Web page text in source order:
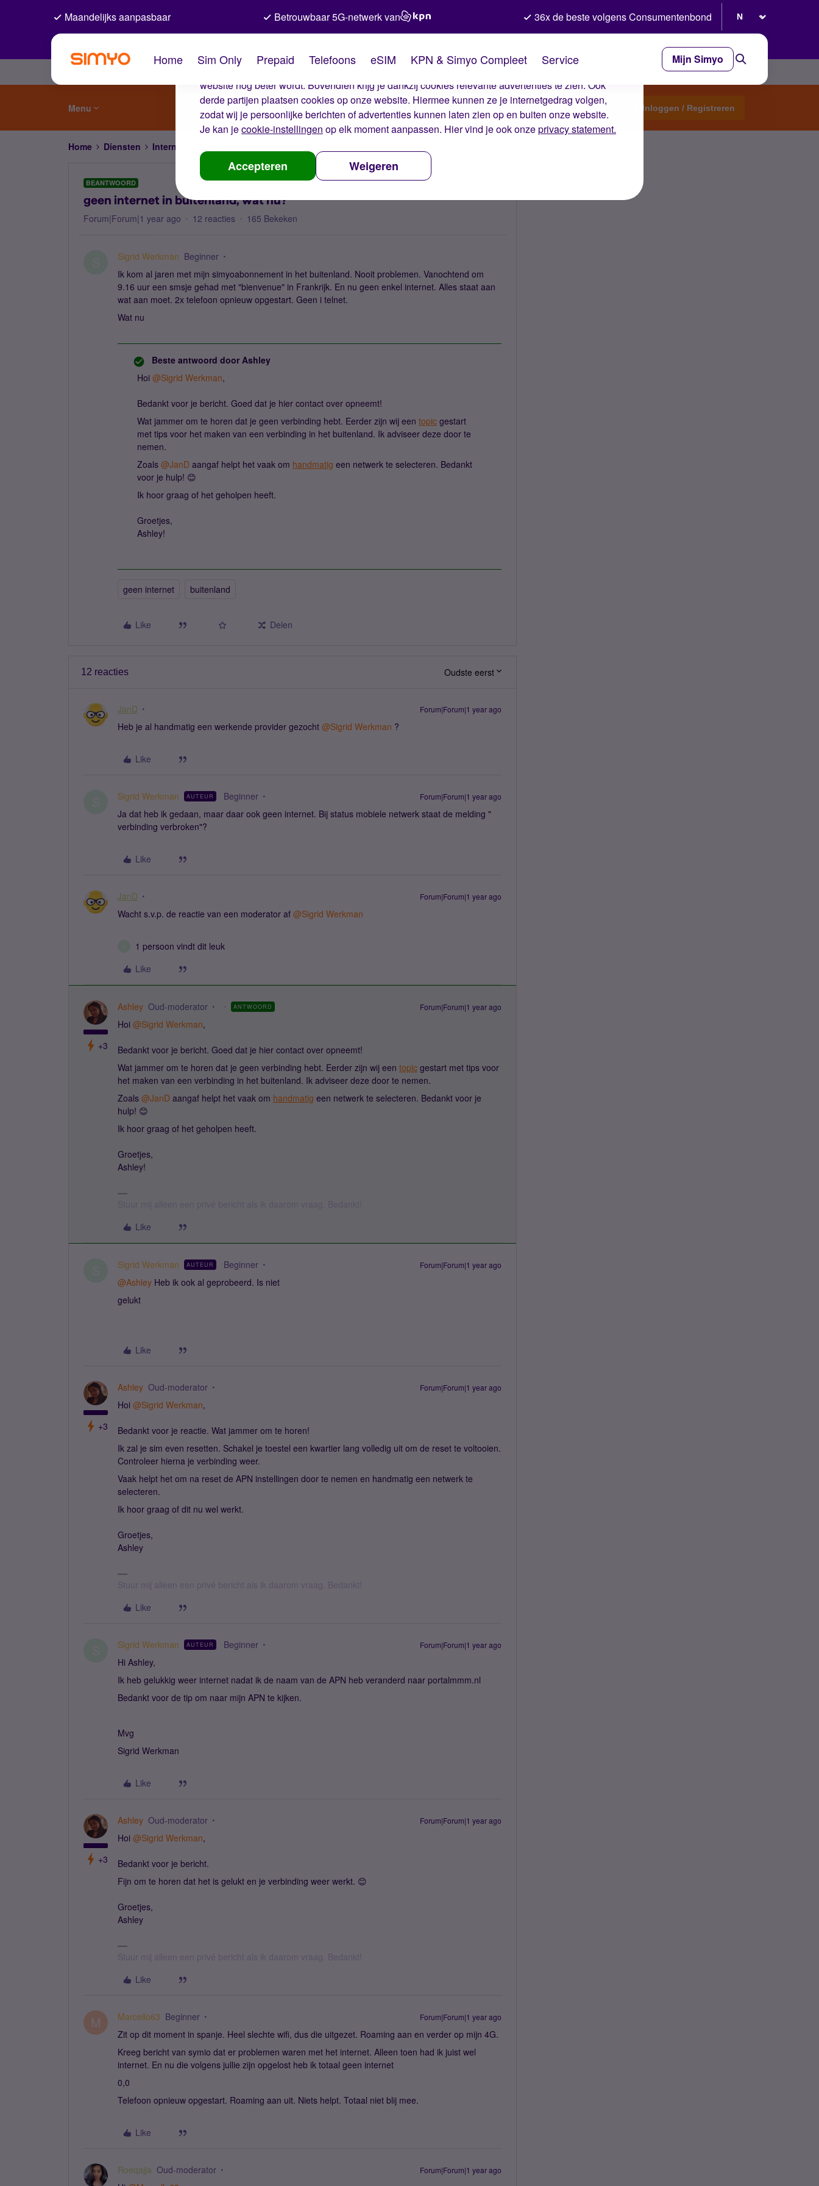
De cookies van Simyo
Wij gebruiken cookies op onze website. Met deze cookies zorgen wij ervoor dat je ervaring op de
website nog beter wordt. Bovendien krijg je dankzij cookies relevante advertenties te zien. Ook
derde partijen plaatsen cookies op onze website. Hiermee kunnen ze je internetgedrag volgen,
zodat wij je persoonlijke berichten of advertenties kunnen laten zien op en buiten onze website.
Je kan jecookie-instellingen op elk moment aanpassen. Hier vind je ook onzeprivacy statement.
Accepteren Weigeren
Maandelijks aanpasbaar Betrouwbaar 5G-netwerk van 36x de beste volgens Consumentenbond
Home Sim Only Prepaid Telefoons eSIM KPN & Simyo Compleet Service Mijn Simyo
Menu Start een topic Inloggen / Registreren
Home Diensten Internet, 4G en 5G
BEANTWOORD
geen internet in buitenland, wat nu?
Forum|Forum|1 year ago 12 reacties 165 Bekeken
Sigrid Werkman Beginner
Ik kom al jaren met mijn simyoabonnement in het buitenland. Nooit problemen. Vanochtend om
9.16 uur een smsje gehad met "bienvenue" in Frankrijk. En nu geen enkel internet. Alles staat aan
wat aan moet. 2x telefoon opnieuw opgestart. Geen i telnet.
Wat nu
Beste antwoord door Ashley
Hoi @Sigrid Werkman,
Bedankt voor je bericht. Goed dat je hier contact over opneemt!
Wat jammer om te horen dat je geen verbinding hebt. Eerder zijn wij een topic gestart
met tips voor het maken van een verbinding in het buitenland. Ik adviseer deze door te
nemen.
Zoals @JanD aangaf helpt het vaak om handmatig een netwerk te selecteren. Bedankt
voor je hulp! 😊
Ik hoor graag of het geholpen heeft.
Groetjes,
Ashley!
geen internet buitenland
Like Delen
12 reacties Oudste eerst
JanD Forum|Forum|1 year ago
Heb je al handmatig een werkende provider gezocht @Sigrid Werkman ?
Like
Sigrid Werkman AUTEUR Beginner Forum|Forum|1 year ago
Ja dat heb ik gedaan, maar daar ook geen internet. Bij status mobiele netwerk staat de melding "
verbinding verbroken"?
Like
JanD Forum|Forum|1 year ago
Wacht s.v.p. de reactie van een moderator af @Sigrid Werkman
1 persoon vindt dit leuk
Like
+3
Ashley Oud-moderator ANTWOORD Forum|Forum|1 year ago
Hoi @Sigrid Werkman,
Bedankt voor je bericht. Goed dat je hier contact over opneemt!
Wat jammer om te horen dat je geen verbinding hebt. Eerder zijn wij een topic gestart met tips voor
het maken van een verbinding in het buitenland. Ik adviseer deze door te nemen.
Zoals @JanD aangaf helpt het vaak om handmatig een netwerk te selecteren. Bedankt voor je
hulp! 😊
Ik hoor graag of het geholpen heeft.
Groetjes,
Ashley!
Like
Sigrid Werkman AUTEUR Beginner Forum|Forum|1 year ago
@Ashley Heb ik ook al geprobeerd. Is niet
gelukt
Like
+3
Ashley Oud-moderator Forum|Forum|1 year ago
Hoi @Sigrid Werkman,
Bedankt voor je reactie. Wat jammer om te horen!
Ik zal je sim even resetten. Schakel je toestel een kwartier lang volledig uit om de reset te voltooien.
Controleer hierna je verbinding weer.
Vaak helpt het om na reset de APN instellingen door te nemen en handmatig een netwerk te
selecteren.
Ik hoor graag of dit nu wel werkt.
Groetjes,
Ashley
Stuur mij alleen een privé bericht als ik daarom vraag. Bedankt!
Like
Sigrid Werkman AUTEUR Beginner Forum|Forum|1 year ago
Hi Ashley,
Ik heb gelukkig weer internet nadat ik de naam van de APN heb veranderd naar portalmmm.nl
Bedankt voor de tip om naar mijn APN te kijken.
Mvg
Sigrid Werkman
Like
+3
Ashley Oud-moderator Forum|Forum|1 year ago
Hoi @Sigrid Werkman,
Bedankt voor je bericht.
Fijn om te horen dat het is gelukt en je verbinding weer werkt. 😊
Groetjes,
Ashley
Stuur mij alleen een privé bericht als ik daarom vraag. Bedankt!
Like
M Marcello63 Beginner Forum|Forum|1 year ago
Zit op dit moment in spanje. Heel slechte wifi, dus die uitgezet. Roaming aan en verder op mijn 4G.
Kreeg bericht van symio dat er problemen waren met het internet. Alleen toen had ik juist wel
internet. En nu die volgens jullie zijn opgelost heb ik totaal geen internet
0,0
Telefoon opnieuw opgestart. Roaming aan uit. Niets helpt. Totaal niet blij mee.
Like
Roeqajja Oud-moderator Forum|Forum|1 year ago